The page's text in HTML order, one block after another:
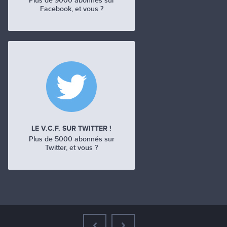
Facebook, et vous ?
LE V.C.F. SUR TWITTER !
Plus de 5000 abonnés sur
Twitter, et vous ?